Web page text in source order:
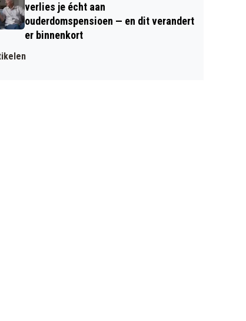
verlies je écht aan
ouderdomspensioen — en dit verandert
er binnenkort